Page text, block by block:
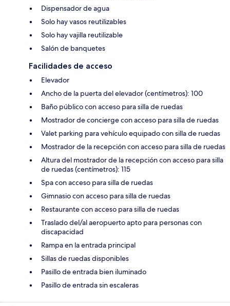
Dispensador de agua
Solo hay vasos reutilizables
Solo hay vajilla reutilizable
Salón de banquetes
Facilidades de acceso
Elevador
Ancho de la puerta del elevador (centímetros): 100
Baño público con acceso para silla de ruedas
Mostrador de concierge con acceso para silla de ruedas
Valet parking para vehículo equipado con silla de ruedas
Mostrador de la recepción con acceso para silla de ruedas
Altura del mostrador de la recepción con acceso para silla
de ruedas (centímetros): 115
Spa con acceso para silla de ruedas
Gimnasio con acceso para silla de ruedas
Restaurante con acceso para silla de ruedas
Traslado del/al aeropuerto apto para personas con
discapacidad
Rampa en la entrada principal
Sillas de ruedas disponibles
Pasillo de entrada bien iluminado
Pasillo de entrada sin escaleras